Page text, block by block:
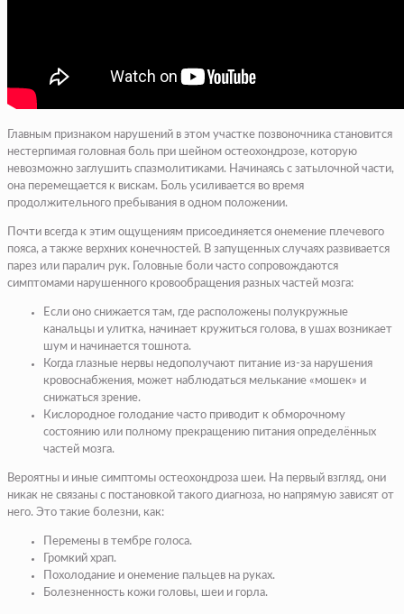
Главным признаком нарушений в этом участке позвоночника становится
нестерпимая головная боль при шейном остеохондрозе, которую
невозможно заглушить спазмолитиками. Начинаясь с затылочной части,
она перемещается к вискам. Боль усиливается во время
продолжительного пребывания в одном положении.
Почти всегда к этим ощущениям присоединяется онемение плечевого
пояса, а также верхних конечностей. В запущенных случаях развивается
парез или паралич рук. Головные боли часто сопровождаются
симптомами нарушенного кровообращения разных частей мозга:
Если оно снижается там, где расположены полукружные
канальцы и улитка, начинает кружиться голова, в ушах возникает
шум и начинается тошнота.
Когда глазные нервы недополучают питание из-за нарушения
кровоснабжения, может наблюдаться мелькание «мошек» и
снижаться зрение.
Кислородное голодание часто приводит к обморочному
состоянию или полному прекращению питания определённых
частей мозга.
Вероятны и иные симптомы остеохондроза шеи. На первый взгляд, они
никак не связаны с постановкой такого диагноза, но напрямую зависят от
него. Это такие болезни, как:
Перемены в тембре голоса.
Громкий храп.
Похолодание и онемение пальцев на руках.
Болезненность кожи головы, шеи и горла.